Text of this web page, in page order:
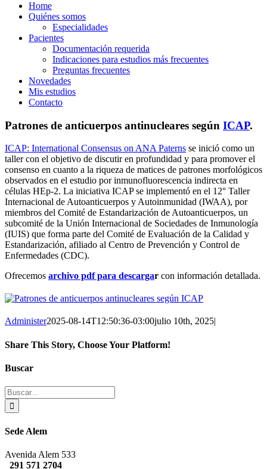
Home
Quiénes somos
Especialidades
Pacientes
Documentación requerida
Indicaciones para estudios más frecuentes
Preguntas frecuentes
Novedades
Mis estudios
Contacto
Patrones de anticuerpos antinucleares según ICAP.
ICAP: International Consensus on ANA Paterns se inició como un
taller con el objetivo de discutir en profundidad y para promover el
consenso en cuanto a la riqueza de matices de patrones morfológicos
observados en el estudio por inmunofluorescencia indirecta en
células HEp-2. La iniciativa ICAP se implementó en el 12° Taller
Internacional de Autoanticuerpos y Autoinmunidad (IWAA), por
miembros del Comité de Estandarización de Autoanticuerpos, un
subcomité de la Unión Internacional de Sociedades de Inmunología
(IUIS) que forma parte del Comité de Evaluación de la Calidad y
Estandarización, afiliado al Centro de Prevención y Control de
Enfermedades (CDC).
Ofrecemos archivo pdf para descargar con información detallada.
Administer2025-08-14T12:50:36-03:00julio 10th, 2025|
Share This Story, Choose Your Platform!
Facebook
Twitter
Reddit
LinkedIn
Tumblr
Pinterest
Vk
Correo
Buscar
Buscar:
Sede Alem
Avenida Alem 533
291 571 2704